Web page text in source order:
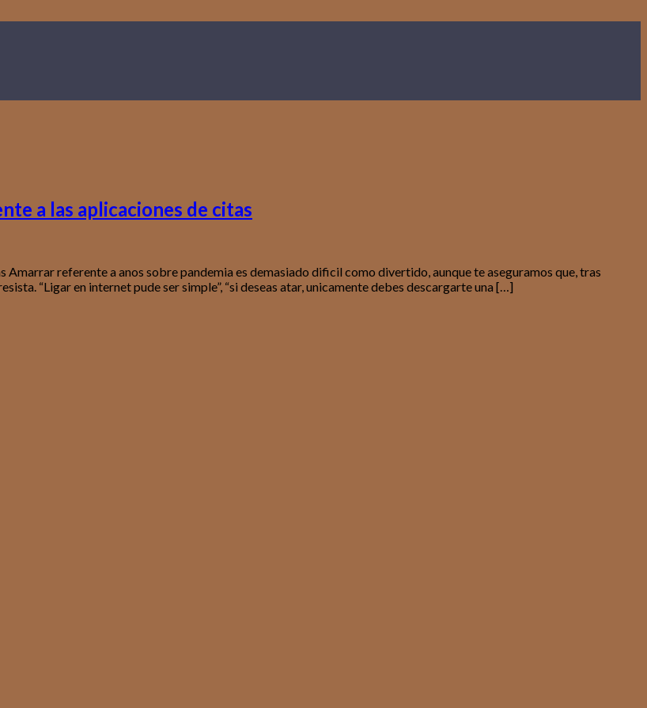
a las aplicaciones de citas
referente a anos sobre pandemia es demasiado dificil como divertido, aunque te aseguramos que, tras
“Ligar en internet pude ser simple”, “si deseas atar, unicamente debes descargarte una […]